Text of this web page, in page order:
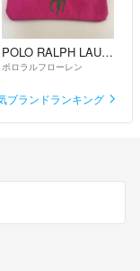
POLO RALPH LAUREN
ポロラルフローレン
ブランドランキング